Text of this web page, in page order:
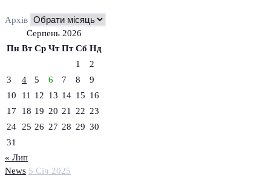
News 5 Січ 2025
Архів
Серпень 2026
Пн Вт Ср Чт Пт Сб Нд
1
2
3
4 5 6 7 8
9
10
11 12 13 14 15 16
17
18 19 20 21 22 23
24
25 26 27 28 29 30
31
« Лип